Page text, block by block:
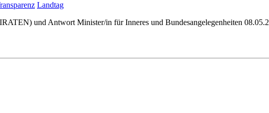
Landtag
und Antwort Minister/in für Inneres und Bundesangelegenheiten